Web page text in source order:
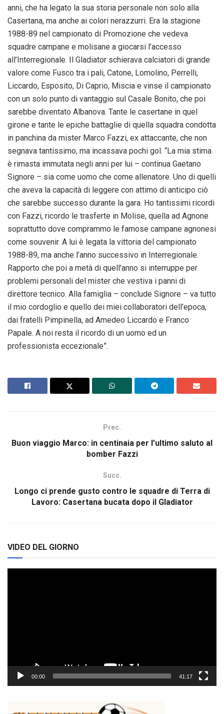
anni, che ha legato la sua storia personale non solo alla
Casertana, ma anche ai colori nerazzurri. Era la stagione
1988-89 nel campionato di Promozione che vedeva
squadre campane e molisane a giocarsi l’accesso
all’Interregionale. Il Gladiator schierava calciatori di grande
valore come Fusco tra i pali, Catone, Lomolino, Perrelli,
Liccardo, Esposito, Di Caprio, Miscia e vinse il campionato
con un solo punto di vantaggio sul Casale Bonito, che poi
sarebbe diventato Albanova. Tante le casertane in quel
girone e tante le epiche battaglie di quella squadra condotta
in panchina da mister Marco Fazzi, ex attaccante, che non
segnava tantissimo, ma incassava pochi gol. “La mia stima
è rimasta immutata negli anni per lui – continua Gaetano
Signore – sia come uomo che come allenatore. Uno di quelli
che aveva la capacità di leggere con attimo di anticipo ciò
che sarebbe successo durante la gara. Ho tantissimi ricordi
con Fazzi, ricordo le trasferte in Molise, quella ad Agnone
soprattutto dove comprammo le famose campane agnonesi
come souvenir. A lui è legata la vittoria del campionato
1988-89, ma anche l’anno successivo in Interregionale.
Rapporto che poi a metà di quell’anno si interruppe per
problemi personali del mister che vestiva i panni di
direttore tecnico. Alla famiglia – conclude Signore – va tutto
il mio cordoglio e quello dei miei collaboratori dell’epoca,
dai fratelli Pimpinella, ad Amedeo Liccardo e Franco
Papale. A noi resta il ricordo di un uomo ed un
professionista eccezionale”.
Prec.
Buon viaggio Marco: in centinaia per l’ultimo saluto al
bomber Fazzi
Succ.
Longo ci prende gusto contro le squadre di Terra di
Lavoro: Casertana bucata dopo il Gladiator
VIDEO DEL GIORNO
00:00 41:17